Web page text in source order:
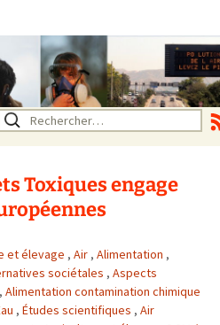
Rechercher :
Toxiques engage
et élevage , Air , Alimentation ,
sociétales , Aspects
, Alimentation contamination chimique
, Études scientifiques , Air